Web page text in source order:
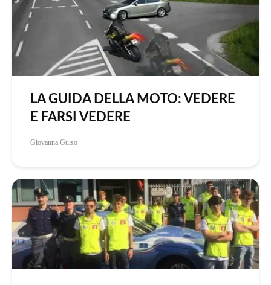
LA GUIDA DELLA MOTO: VEDERE
E FARSI VEDERE
Giovanna Guiso